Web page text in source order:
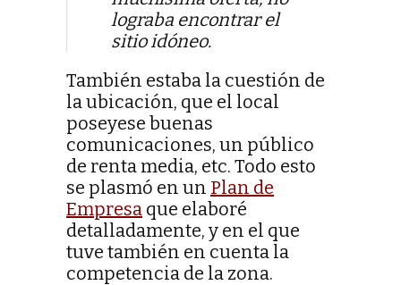
lograba encontrar el
sitio idóneo.
También estaba la cuestión de
la ubicación, que el local
poseyese buenas
comunicaciones, un público
de renta media, etc. Todo esto
se plasmó en un Plan de
Empresa que elaboré
detalladamente, y en el que
tuve también en cuenta la
competencia de la zona.